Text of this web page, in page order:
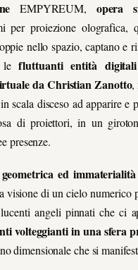
EMPYREUM, opera
per proiezione olografica,
nello spazio, captano e
lefluttuanti entità
da Christian Zanotto,
scala disceso ad apparire e
di proiettori, in un
presenze.
ed immaterialità
visione di un cielo numerico
angeli pinnati che ci
volteggianti in una sfera
dimensionale che si